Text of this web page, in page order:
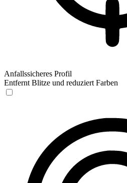
Anfallssicheres Profil
Entfernt Blitze und reduziert Farben